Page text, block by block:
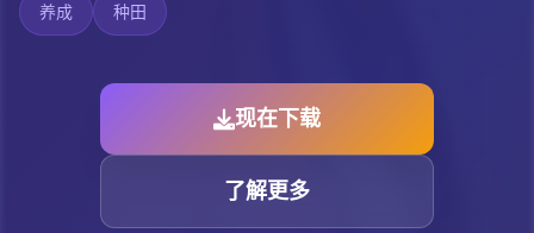
养成 种田
现在下载
了解更多